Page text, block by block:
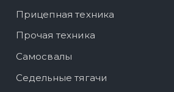
Прицепная техника
Прочая техника
Самосвалы
Седельные тягачи